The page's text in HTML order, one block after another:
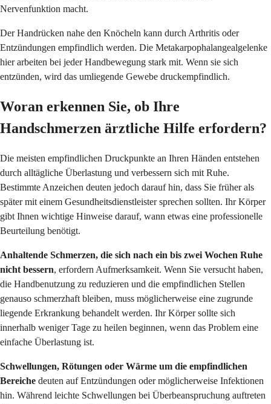
Nervenfunktion macht.
Der Handrücken nahe den Knöcheln kann durch Arthritis oder
Entzündungen empfindlich werden. Die Metakarpophalangealgelenke
hier arbeiten bei jeder Handbewegung stark mit. Wenn sie sich
entzünden, wird das umliegende Gewebe druckempfindlich.
Woran erkennen Sie, ob Ihre
Handschmerzen ärztliche Hilfe erfordern?
Die meisten empfindlichen Druckpunkte an Ihren Händen entstehen
durch alltägliche Überlastung und verbessern sich mit Ruhe.
Bestimmte Anzeichen deuten jedoch darauf hin, dass Sie früher als
später mit einem Gesundheitsdienstleister sprechen sollten. Ihr Körper
gibt Ihnen wichtige Hinweise darauf, wann etwas eine professionelle
Beurteilung benötigt.
Anhaltende Schmerzen, die sich nach ein bis zwei Wochen Ruhe
nicht bessern, erfordern Aufmerksamkeit. Wenn Sie versucht haben,
die Handbenutzung zu reduzieren und die empfindlichen Stellen
genauso schmerzhaft bleiben, muss möglicherweise eine zugrunde
liegende Erkrankung behandelt werden. Ihr Körper sollte sich
innerhalb weniger Tage zu heilen beginnen, wenn das Problem eine
einfache Überlastung ist.
Schwellungen, Rötungen oder Wärme um die empfindlichen
Bereiche deuten auf Entzündungen oder möglicherweise Infektionen
hin. Während leichte Schwellungen bei Überbeanspruchung auftreten